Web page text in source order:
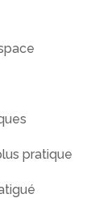
pratique